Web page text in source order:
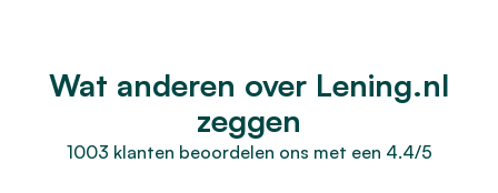
Wat anderen over Lening.nl
zeggen
1003 klanten beoordelen ons met een 4.4/5